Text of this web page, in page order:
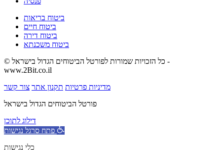
ביטוח בריאות
ביטוח חיים
ביטוח דירה
ביטוח משכנתא
© כל הזכויות שמורות לפורטל הביטוחים הגדול בישראל -
www.2Bit.co.il
מדיניות פרטיות תקנון אתר צור קשר
פורטל הביטוחים הגדול בישראל
דילוג לתוכן
פתח סרגל נגישות
כלי נגישות